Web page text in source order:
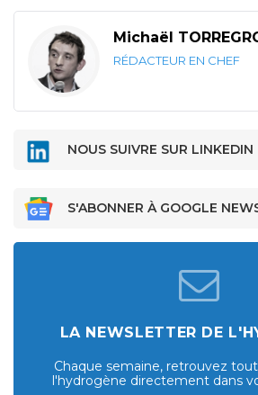
Michaël
RÉDACTEUR EN CHEF
NOUS SUIVRE SUR LINKEDIN
S'ABONNER À GOOGLE
LA NEWSLETTER DE
Chaque semaine, retrouvez
l'hydrogène directement dans